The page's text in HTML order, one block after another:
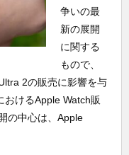
争いの最
新の展開
に関する
もので、
2の販売に影響を与
おけるApple Watch販
の中心は、Apple